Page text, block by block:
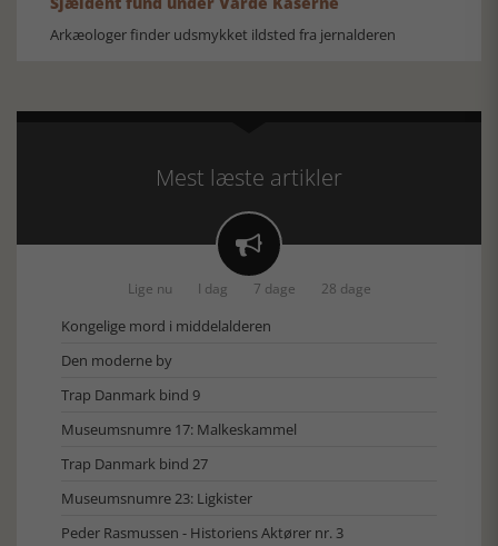
Arkæologer finder udsmykket ildsted fra jernalderen
Mest læste artikler

Lige nu I dag 7 dage 28 dage
Kongelige mord i middelalderen
Den moderne by
Trap Danmark bind 9
Museumsnumre 17: Malkeskammel
Trap Danmark bind 27
Museumsnumre 23: Ligkister
Peder Rasmussen - Historiens Aktører nr. 3